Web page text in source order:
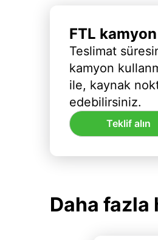
FTL
Teslimat
kamyon
ile, kaynak
edebilirsiniz.
Teklif alın
Daha fazla